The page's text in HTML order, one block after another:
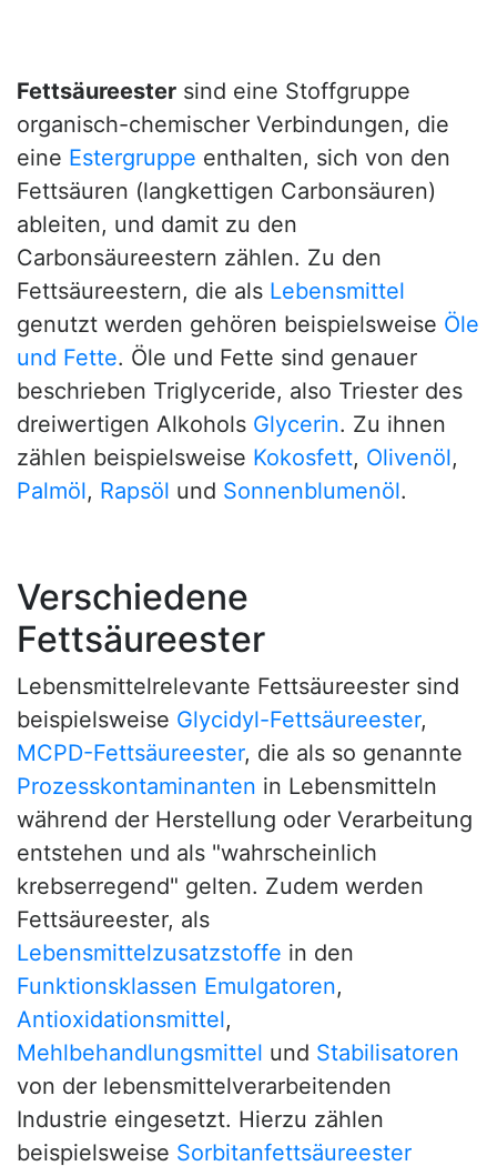
Fettsäureester sind eine Stoffgruppe
organisch-chemischer Verbindungen, die
eine Estergruppe enthalten, sich von den
Fettsäuren (langkettigen Carbonsäuren)
ableiten, und damit zu den
Carbonsäureestern zählen. Zu den
Fettsäureestern, die als Lebensmittel
genutzt werden gehören beispielsweise Öle
und Fette. Öle und Fette sind genauer
beschrieben Triglyceride, also Triester des
dreiwertigen Alkohols Glycerin. Zu ihnen
zählen beispielsweise Kokosfett, Olivenöl,
Palmöl, Rapsöl und Sonnenblumenöl.
Verschiedene
Fettsäureester
Lebensmittelrelevante Fettsäureester sind
beispielsweise Glycidyl-Fettsäureester,
MCPD-Fettsäureester, die als so genannte
Prozesskontaminanten in Lebensmitteln
während der Herstellung oder Verarbeitung
entstehen und als "wahrscheinlich
krebserregend" gelten. Zudem werden
Fettsäureester, als
Lebensmittelzusatzstoffe in den
Funktionsklassen Emulgatoren,
Antioxidationsmittel,
Mehlbehandlungsmittel und Stabilisatoren
von der lebensmittelverarbeitenden
Industrie eingesetzt. Hierzu zählen
beispielsweise Sorbitanfettsäureester